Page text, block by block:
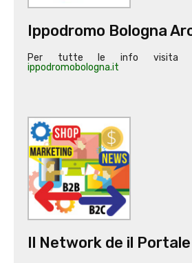
Ippodromo Bologna
Per tutte le info visita il
ippodromobologna.it
Il Network de il